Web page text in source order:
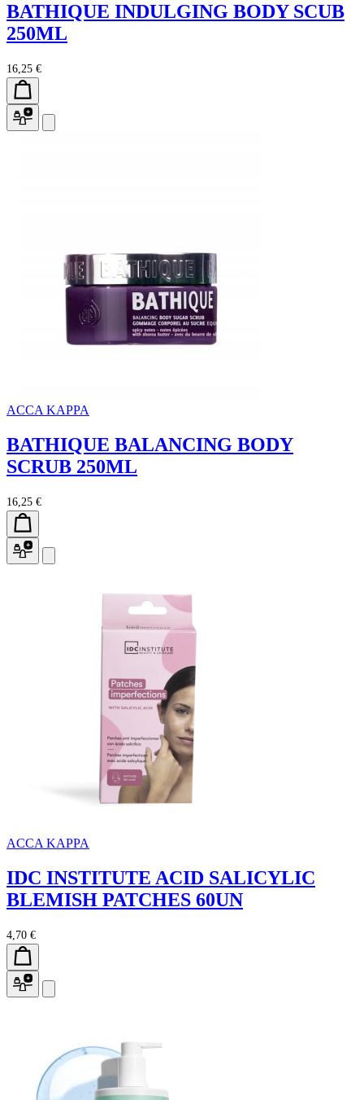
BATHIQUE INDULGING BODY SCUB
250ML
16,25 €
ACCA KAPPA
BATHIQUE BALANCING BODY
SCRUB 250ML
16,25 €
ACCA KAPPA
IDC INSTITUTE ACID SALICYLIC
BLEMISH PATCHES 60UN
4,70 €